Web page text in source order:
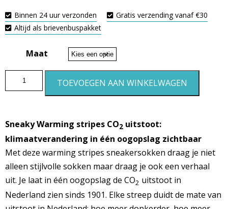
Binnen 24 uur verzonden
Gratis verzending vanaf €30
Altijd als brievenbuspakket
Maat
TOEVOEGEN AAN WINKELWAGEN
Sneaky Warming stripes CO2 uitstoot:
klimaatverandering in één oogopslag zichtbaar
Met deze warming stripes sneakersokken draag je niet
alleen stijlvolle sokken maar draag je ook een verhaal
uit. Je laat in één oogopslag de CO2 uitstoot in
Nederland zien sinds 1901. Elke streep duidt de mate van